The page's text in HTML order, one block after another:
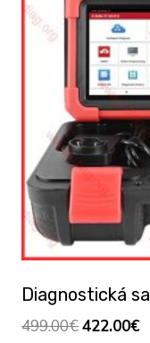
Diagnostická
499.00€Original
422.00€